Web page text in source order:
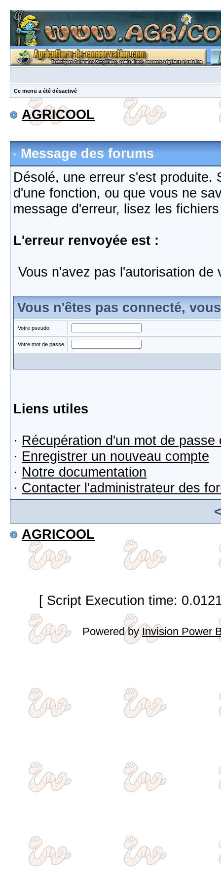
Ce menu a été désactivé
AGRICOOL
Message des forums
Désolé, une erreur s'est produite.
d'une fonction, ou que vous ne
message d'erreur, lisez les
L'erreur renvoyée est :
Vous n'avez pas l'autorisation de
Vous n'êtes pas connecté,
Votre pseudo
Votre mot de passe
Liens utiles
· Récupération d'un mot de passe
· Enregistrer un nouveau compte
· Notre documentation
· Contacter l'administrateur des
AGRICOOL
[ Script Execution time:
Powered byInvision Power